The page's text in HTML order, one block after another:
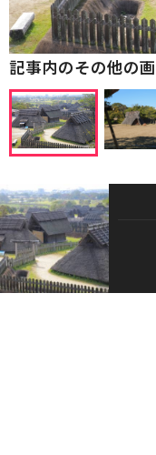
記事内のその他の